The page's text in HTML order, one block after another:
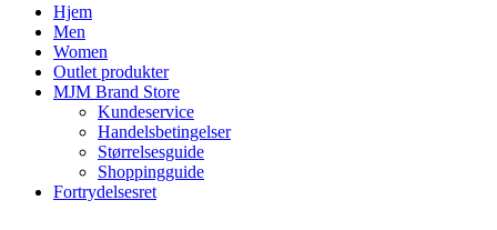
Hjem
Men
Women
Outlet produkter
MJM Brand Store
Kundeservice
Handelsbetingelser
Størrelsesguide
Shoppingguide
Fortrydelsesret